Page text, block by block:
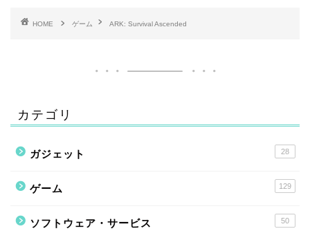
HOME ゲーム ARK: Survival Ascended
カテゴリ
ガジェット 28
ゲーム 129
ソフトウェア・サービス 50